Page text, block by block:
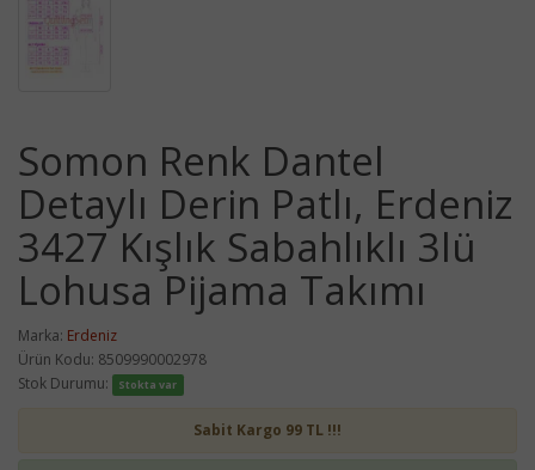
Somon Renk Dantel
Detaylı Derin Patlı, Erdeniz
3427 Kışlık Sabahlıklı 3lü
Lohusa Pijama Takımı
Marka: Erdeniz
Ürün Kodu: 8509990002978
Stok Durumu:
Stokta var
Sabit Kargo 99 TL !!!